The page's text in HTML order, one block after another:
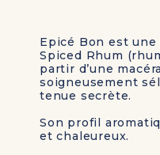
Epicé Bon est
Spiced Rhum
partir d’une
soigneusement
tenue secrète.
Son profil
et chaleureux.